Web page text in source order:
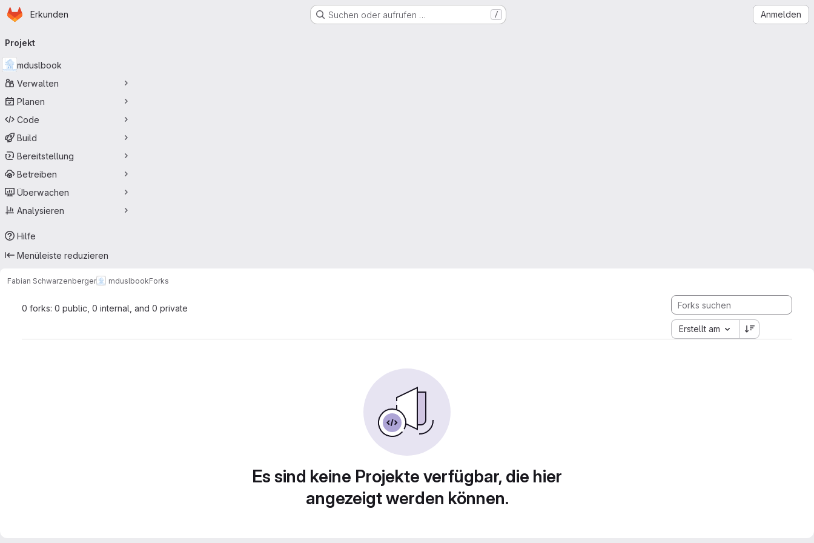
Zum Hauptinhalt springen
StartseiteErkunden Suchen oder aufrufen … / Anmelden
Projekt
mduslbook
Verwalten
Planen
Code
Build
Bereitstellung
Betreiben
Überwachen
Analysieren
Hilfe
Menüleiste reduzieren
Fabian Schwarzenberger mduslbookForks
0 forks: 0 public, 0 internal, and 0 private
Erstellt am
Es sind keine Projekte verfügbar, die hier
angezeigt werden können.